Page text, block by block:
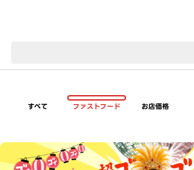
すべて ファストフード お店価格
超ゴイゴイヤスー夏祭